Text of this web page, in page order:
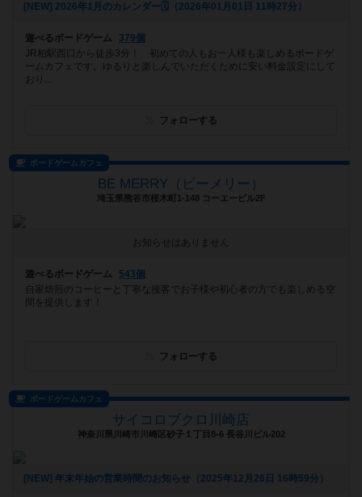
[NEW] 2026年1月のカレンダー🗓️（2026年01月01日 11時27分）
遊べるボードゲーム
379個
JR柏駅西口から徒歩3分！ 初めての人もお一人様も楽しめるボードゲ
ームカフェです。ゆるりと楽しんでいただくために安い料金設定にして
おり...
フォローする
ボードゲームカフェ
BE MERRY（ビーメリー）
埼玉県熊谷市桜木町1-148 コーエービル2F
お知らせはありません
遊べるボードゲーム
543個
自家焙煎のコーヒーと丁寧な接客でお子様や初心者の方でも楽しめる空
間を提供します！
フォローする
ボードゲームカフェ
サイコロブクロ川崎店
神奈川県川崎市川崎区砂子１丁目8-6 長谷川ビル202
[NEW] 年末年始の営業時間のお知らせ（2025年12月26日 16時59分）